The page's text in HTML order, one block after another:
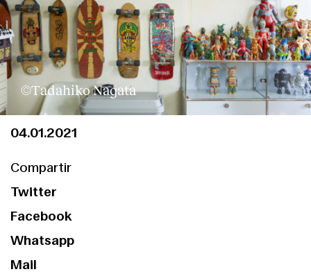
Clientes
©Tadahiko Nagata
04.01.2021
Compartir
Twitter
Facebook
Whatsapp
Mail